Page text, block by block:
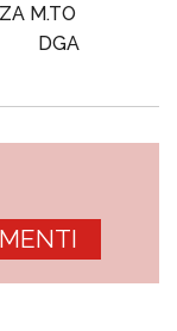
M.TO
DGA